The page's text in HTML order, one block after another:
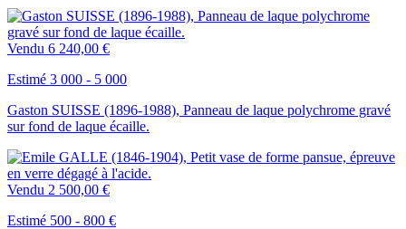
Vendu 6 240,00 €
Estimé 3 000 - 5 000
Gaston SUISSE (1896-1988), Panneau de laque polychrome gravé
sur fond de laque écaille.
Vendu 2 500,00 €
Estimé 500 - 800 €